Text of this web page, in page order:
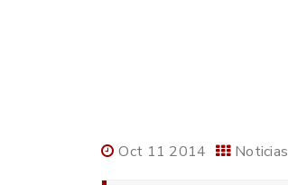
Oct 11 2014 Noticias